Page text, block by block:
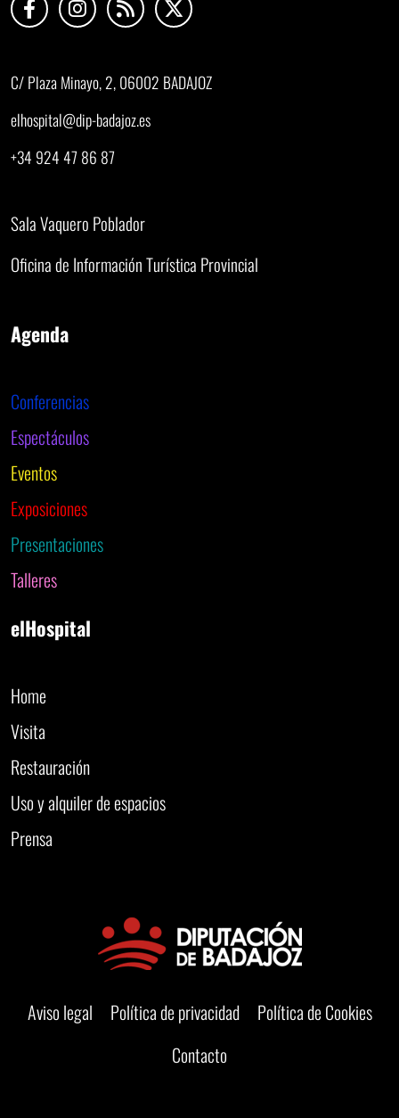
C/ Plaza Minayo, 2, 06002 BADAJOZ
elhospital@dip-badajoz.es
+34 924 47 86 87
Sala Vaquero Poblador
Oficina de Información Turística Provincial
Agenda
Conferencias
Espectáculos
Eventos
Exposiciones
Presentaciones
Talleres
elHospital
Home
Visita
Restauración
Uso y alquiler de espacios
Prensa
Aviso legal Política de privacidad
Política de Cookies
Contacto